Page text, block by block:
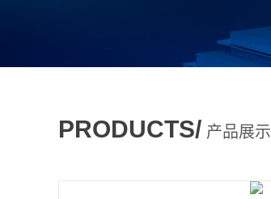
PRODUCTS/ 产品展示